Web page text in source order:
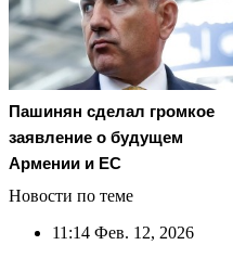
Пашинян сделал громкое
заявление о будущем
Армении и ЕС
Новости по теме
11:14 Фев. 12, 2026